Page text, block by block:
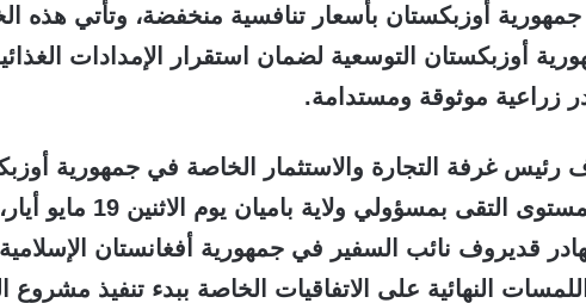
أوزبكستان بأسعار تنافسية منخفضة، وتأتي هذه
أوزبكستان التوسعية لضمان استقرار الإمدادات
زراعية موثوقة ومستدامة.
رئيس غرفة التجارة والاستثمار الخاصة في جمهورية
وفداً رسمياً رفيع المستوى التقى بمسؤولي ولاية
قديروف نائب السفير في جمهورية أفغانستان
النهائية على الاتفاقيات الخاصة ببدء تنفيذ مشروع